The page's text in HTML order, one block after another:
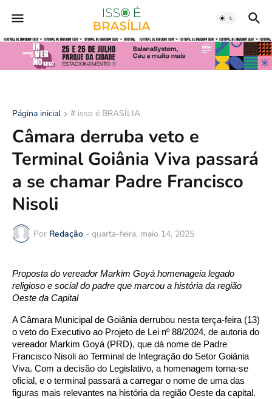
Página inicial # isso é BRASÍLIA
Câmara derruba veto e
Terminal Goiânia Viva passará
a se chamar Padre Francisco
Nisoli
Por Redação - quarta-feira, maio 14, 2025
Proposta do vereador Markim Goyá homenageia legado
religioso e social do padre que marcou a história da região
Oeste da Capital
A Câmara Municipal de Goiânia derrubou nesta terça-feira (13)
o veto do Executivo ao Projeto de Lei nº 88/2024, de autoria do
vereador Markim Goyá (PRD), que dá nome de Padre
Francisco Nisoli ao Terminal de Integração do Setor Goiânia
Viva. Com a decisão do Legislativo, a homenagem torna-se
oficial, e o terminal passará a carregar o nome de uma das
figuras mais relevantes na história da região Oeste da capital.